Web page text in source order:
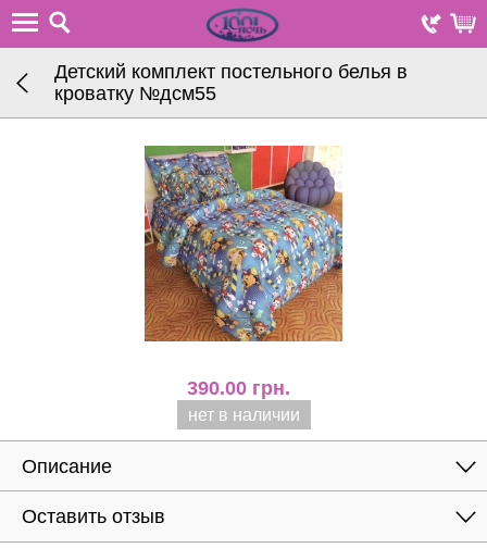
Детский комплект постельного белья в
кроватку №дсм55
390.00 грн.
нет в наличии
Описание
Оставить отзыв